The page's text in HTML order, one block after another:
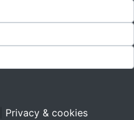
Privacy & cookies